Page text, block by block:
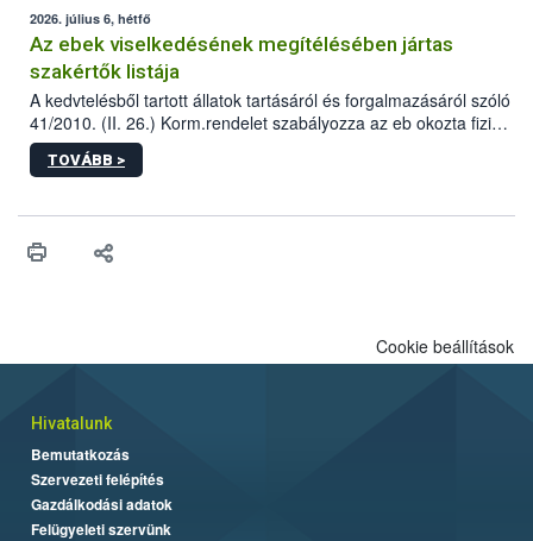
2026. július 6, hétfő
Az ebek viselkedésének megítélésében jártas
szakértők listája
A kedvtelésből tartott állatok tartásáról és forgalmazásáról szóló
41/2010. (II. 26.) Korm.rendelet szabályozza az eb okozta fizikai
sérülés, illetve ennek veszélye keletkezésekor felmerülő
hatósági feladatokat, valamint a veszélyes eb tartását és annak
vonni az ebek viselkedésének megítélésében jártas szakértőt.
TOVÁBB >
Cookie beállítások
Hivatalunk
Bemutatkozás
Szervezeti felépítés
Gazdálkodási adatok
Felügyeleti szervünk